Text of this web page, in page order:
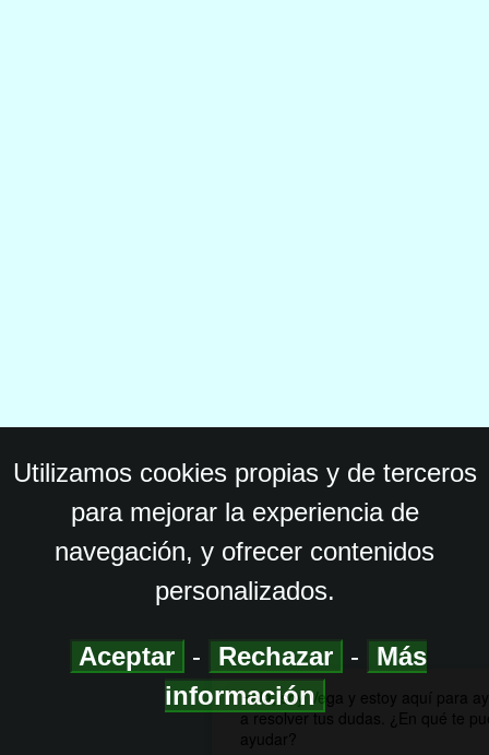
Utilizamos cookies propias y de terceros
para mejorar la experiencia de
navegación, y ofrecer contenidos
personalizados.
Aceptar - Rechazar -
Más
información